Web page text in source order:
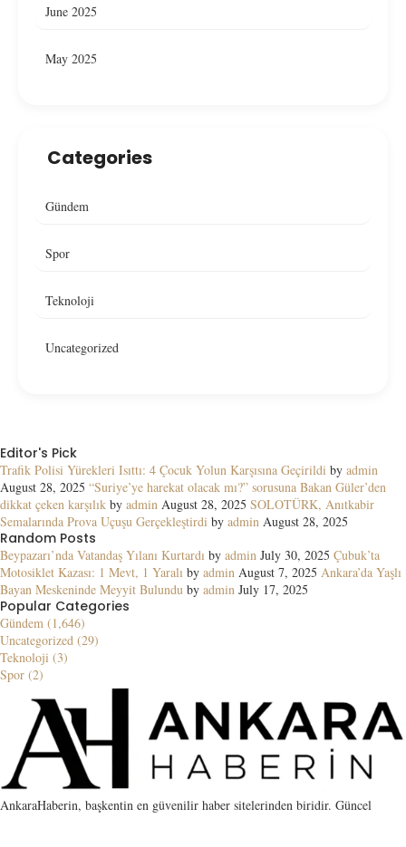
June 2025
May 2025
Categories
Gündem
Spor
Teknoloji
Uncategorized
Editor's Pick
Trafik Polisi Yürekleri Isıttı: 4 Çocuk Yolun Karşısına Geçirildi by admin
August 28, 2025 “Suriye’ye harekat olacak mı?” sorusuna Bakan Güler’den
dikkat çeken karşılık by admin August 28, 2025 SOLOTÜRK, Anıtkabir
Semalarında Prova Uçuşu Gerçekleştirdi by admin August 28, 2025
Random Posts
Beypazarı’nda Vatandaş Yılanı Kurtardı by admin July 30, 2025 Çubuk’ta
Motosiklet Kazası: 1 Mevt, 1 Yaralı by admin August 7, 2025 Ankara’da Yaşlı
Bayan Meskeninde Meyyit Bulundu by admin July 17, 2025
Popular Categories
Gündem (1,646)
Uncategorized (29)
Teknoloji (3)
Spor (2)
AnkaraHaberin, başkentin en güvenilir haber sitelerinden biridir. Güncel